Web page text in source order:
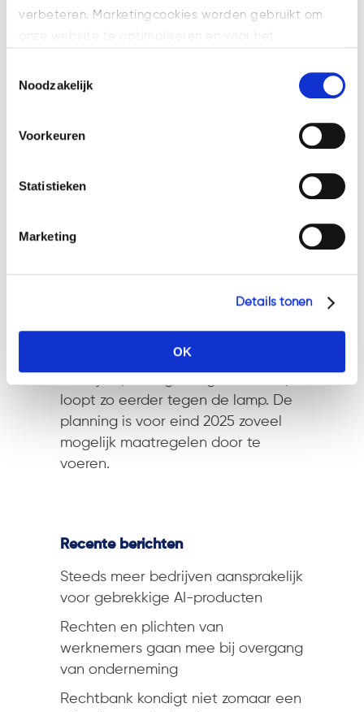
verbeteren. Marketingcookies worden gebruikt om
Welke cookies wij gebruiken, ziet u in de cookiebalk
hieronder. Mocht u meer informatie willen over onze
op: https://watsonlaw.nl/privacy/
Noodzakelijk
Voorkeuren
Statistieken
Marketing
Details tonen
OK
het Handelsregister. Ondernemers
jaar voor betalen. Deze regelgeving
openbaar gemaakt zodat iedereen
Controle op bedrijfslocaties
gegevens door de Kamer van
Een voorbeeld is dat KvK bij
inschrijving in het Handelsregister
locaties. Een bedrijf dat gevestigd
loopt zo eerder tegen de lamp. De
planning is voor eind 2025 zoveel
mogelijk maatregelen door te
voeren.
Recente berichten
Steeds meer bedrijven aansprakelijk
voor gebrekkige AI-producten
Rechten en plichten van
werknemers gaan mee bij overgang
van onderneming
Rechtbank kondigt niet zomaar een